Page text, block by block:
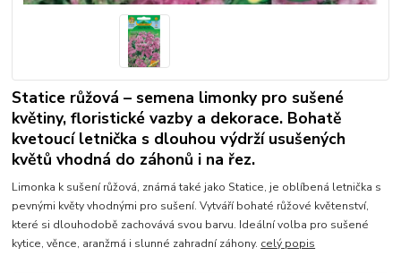
Statice růžová – semena limonky pro sušené
květiny, floristické vazby a dekorace. Bohatě
kvetoucí letnička s dlouhou výdrží usušených
květů vhodná do záhonů i na řez.
Limonka k sušení růžová, známá také jako Statice, je oblíbená letnička s
pevnými květy vhodnými pro sušení. Vytváří bohaté růžové květenství,
které si dlouhodobě zachovává svou barvu. Ideální volba pro sušené
kytice, věnce, aranžmá i slunné zahradní záhony. celý popis